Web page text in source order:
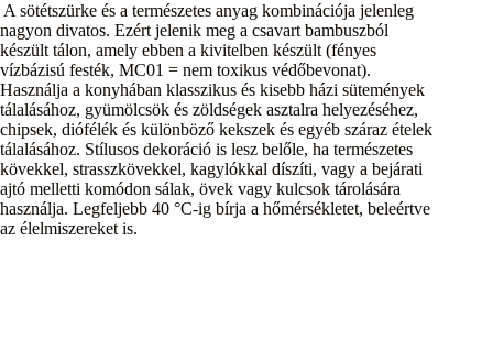
A sötétszürke és a természetes anyag kombinációja jelenleg
nagyon divatos. Ezért jelenik meg a csavart bambuszból
készült tálon, amely ebben a kivitelben készült (fényes
vízbázisú festék, MC01 = nem toxikus védőbevonat).
Használja a konyhában klasszikus és kisebb házi sütemények
tálalásához, gyümölcsök és zöldségek asztalra helyezéséhez,
chipsek, diófélék és különböző kekszek és egyéb száraz ételek
tálalásához. Stílusos dekoráció is lesz belőle, ha természetes
kövekkel, strasszkövekkel, kagylókkal díszíti, vagy a bejárati
ajtó melletti komódon sálak, övek vagy kulcsok tárolására
használja. Legfeljebb 40 °C-ig bírja a hőmérsékletet, beleértve
az élelmiszereket is.